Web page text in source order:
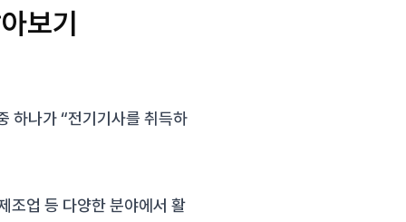
보기
하나가 “전기기사를 취득하
조업 등 다양한 분야에서 활